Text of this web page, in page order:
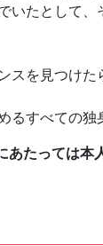
いたとして、
スを見つけた
るすべての独
たっては本